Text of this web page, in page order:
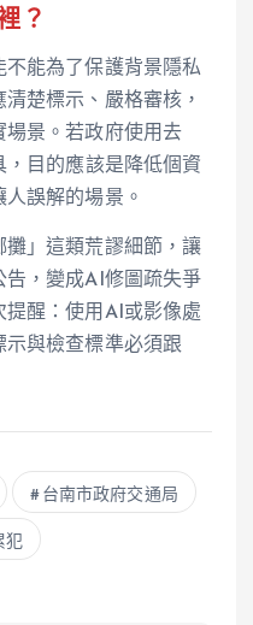
？
能為了保護背景隱私
楚標示、嚴格審核，
景。若政府使用去
目的應該是降低個資
誤解的場景。
」這類荒謬細節，讓
告，變成AI修圖疏失爭
醒：使用AI或影像處
與檢查標準必須跟
台南市政府交通局
犯